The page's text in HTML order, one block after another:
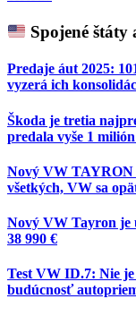
Spojené štáty
Predaje áut 2025:
vyzerá ich
Škoda je tretia
predala vyše 1
Nový VW TAYRON
všetkých, VW sa
Nový VW Tayron je
38 990 €
Test VW ID.7: Nie
budúcnosť